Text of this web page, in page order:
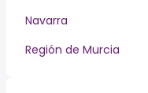
Navarra
Región de Murcia